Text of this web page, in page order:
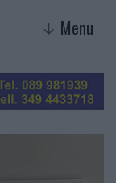
↓ Menu